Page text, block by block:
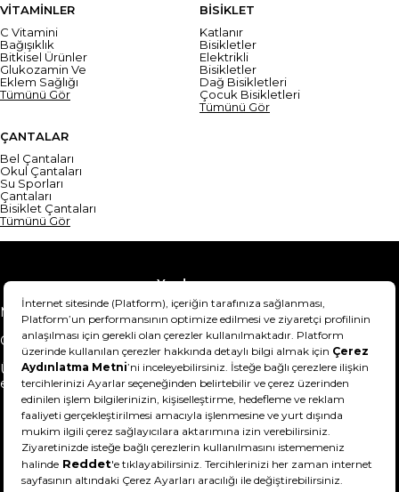
VİTAMİNLER
C Vitamini
Bağışıklık
Bitkisel Ürünler
Glukozamin Ve
Eklem Sağlığı
Tümünü Gör
BİSİKLET
Katlanır
Bisikletler
Elektrikli
Bisikletler
Dağ Bisikletleri
Çocuk Bisikletleri
Tümünü Gör
ÇANTALAR
Bel Çantaları
Okul Çantaları
Su Sporları
Çantaları
Bisiklet Çantaları
Tümünü Gör
Yardım
Mesafeli Satış Sözleşmesi
Teslimat Bilgisi
Gizlilik Sözleşmesi
Şartlar & Koşullar
Ürünümü nasıl iade
edebilirim?
Hakkımızda